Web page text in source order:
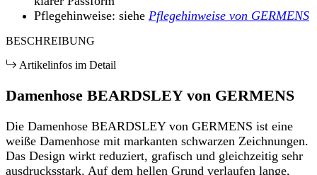
Pflegehinweise: siehe Pflegehinweise von GERMENS
BESCHREIBUNG
Artikelinfos im Detail
Damenhose BEARDSLEY von GERMENS
Die Damenhose BEARDSLEY von GERMENS ist eine
weiße Damenhose mit markanten schwarzen Zeichnungen.
Das Design wirkt reduziert, grafisch und gleichzeitig sehr
ausdrucksstark. Auf dem hellen Grund verlaufen lange,